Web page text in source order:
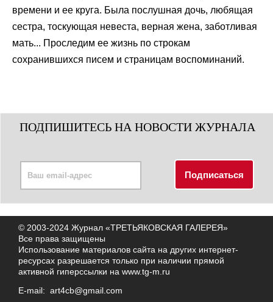
времени и ее круга. Была послушная дочь, любящая
сестра, тоскующая невеста, верная жена, заботливая
мать... Проследим ее жизнь по строкам
сохранившихся писем и страницам воспоминаний.
ПОДПИШИТЕСЬ НА НОВОСТИ ЖУРНАЛА
© 2003-2024 Журнал «ТРЕТЬЯКОВСКАЯ ГАЛЕРЕЯ»
Все права защищены
Использование материалов сайта на других интернет-
ресурсах разрешается только при наличии прямой
активной гиперссылки на www.tg-m.ru
E-mail: art4cb@gmail.com